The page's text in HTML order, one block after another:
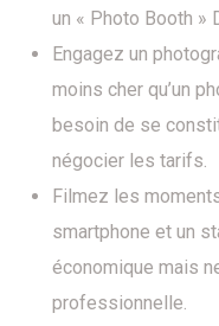
un « Photo Booth »
Engagez un
moins cher qu’un
besoin de se
négocier les tarifs.
Filmez les
smartphone et un
économique mais
professionnelle.